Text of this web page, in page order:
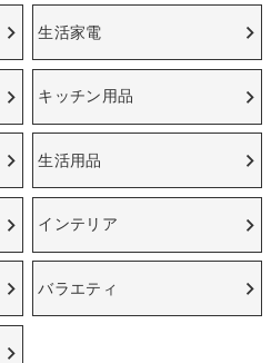
生活家電
キッチン用品
生活用品
インテリア
バラエティ